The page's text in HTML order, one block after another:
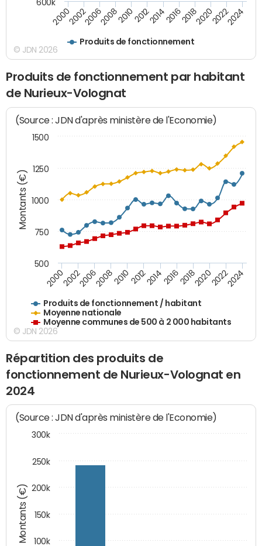
Produits de fonctionnement
200020022006200820102012201420162018202020222024
600k
© JDN 2026
Produits de fonctionnement par habitant
de Nurieux-Volognat
Montants (€)
(Source : JDN d'après ministère de l'Economie)
Produits de fonctionnement / habitant
Moyenne nationale
Moyenne communes de 500 à 2 000 habitants
200020022006200820102012201420162018202020222024
500
750
1000
1250
1500
© JDN 2026
Répartition des produits de
fonctionnement de Nurieux-Volognat en
2024
Montants (€)
(Source : JDN d'après ministère de l'Economie)
100k
150k
200k
250k
300k